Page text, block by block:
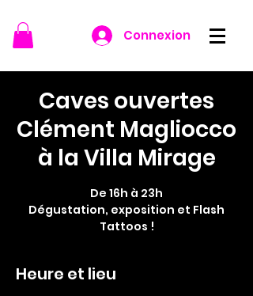
Connexion
Caves ouvertes
Clément Magliocco
à la Villa Mirage
De 16h à 23h
Dégustation, exposition et Flash
Tattoos !
Heure et lieu